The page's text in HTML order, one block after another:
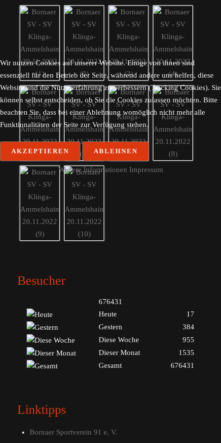
Besucher
676431
Heute
17
Gestern
384
Diese Woche
955
Dieser Monat
1535
Gesamt
676431
Linktipps
Bornaer Sportverein 91 e. V.
Wir nutzen Cookies auf unserer Website. Einige von ihnen sind
essenziell für den Betrieb der Seite, während andere uns helfen, diese
Website und die Nutzererfahrung zu verbessern (Tracking Cookies). Sie
können selbst entscheiden, ob Sie die Cookies zulassen möchten. Bitte
beachten Sie, dass bei einer Ablehnung womöglich nicht mehr alle
Funktionalitäten der Seite zur Verfügung stehen.
AKZEPTIEREN ABLEHNEN
Weitere Informationen Impressum